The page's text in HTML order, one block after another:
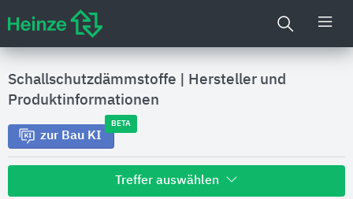
Schallschutzdämmstoffe
Hersteller und
Produktinformationen
zur Bau KI
BETA
Treffer auswählen